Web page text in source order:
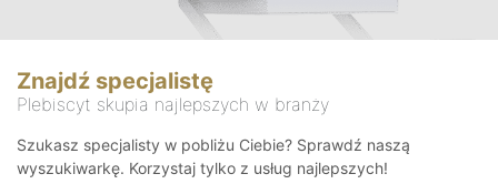
Znajdź specjalistę
Plebiscyt skupia najlepszych w branży
Szukasz specjalisty w pobliżu Ciebie? Sprawdź naszą
wyszukiwarkę. Korzystaj tylko z usług najlepszych!